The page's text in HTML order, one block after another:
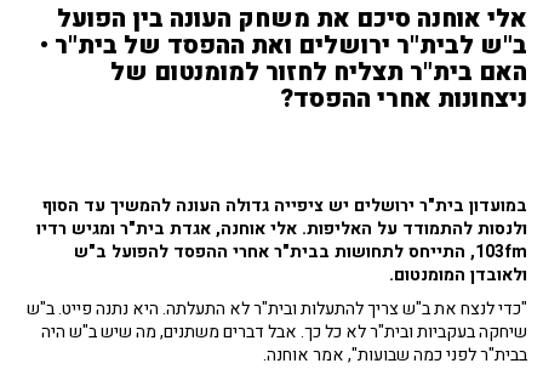
אלי אוחנה סיכם את משחק העונה בין הפועל
ב"ש לבית"ר ירושלים ואת ההפסד של בית"ר •
האם בית"ר תצליח לחזור למומנטום של
ניצחונות אחרי ההפסד?
במועדון בית"ר ירושלים יש ציפייה גדולה העונה להמשיך עד הסוף
ולנסות להתמודד על האליפות. אלי אוחנה, אגדת בית"ר ומגיש רדיו
103fm, התייחס לתחושות בבית"ר אחרי ההפסד להפועל ב"ש
ולאובדן המומנטום.
"כדי לנצח את ב"ש צריך להתעלות ובית"ר לא התעלתה. היא נתנה פייט. ב"ש
שיחקה בעקביות ובית"ר לא כל כך. אבל דברים משתנים, מה שיש ב"ש היה
בבית"ר לפני כמה שבועות", אמר אוחנה.